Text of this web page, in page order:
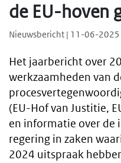
de EU-hoven
Nieuwsbericht | 11-06-2025
Het jaarbericht over
werkzaamheden van
(EU-Hof van Justitie,
en informatie over de
regering in zaken
2024 uitspraak